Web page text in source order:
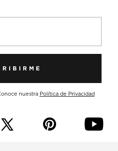
nuestra Política de Privacidad
p y